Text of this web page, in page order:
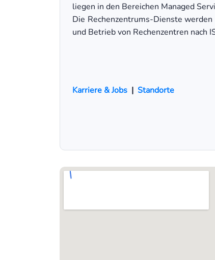
liegen in den Bereichen Managed
Die Rechenzentrums-Dienste
und Betrieb von Rechenzentren nach
Karriere & Jobs | Standorte